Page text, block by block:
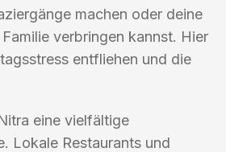
machen oder deine
verbringen kannst. Hier
entfliehen und die
eine vielfältige
Lokale Restaurants und